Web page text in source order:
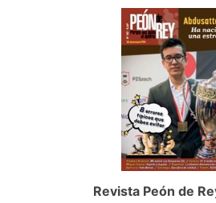
Revista Peón de